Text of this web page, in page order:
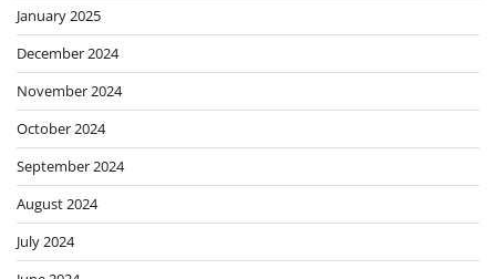
Desain
Entertainment
Favorite drink
Flower
food
Food Helathy
Games